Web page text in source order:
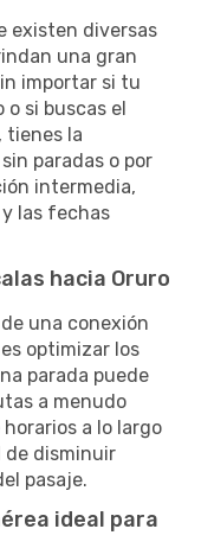
existen diversas
una gran
importar si tu
si buscas el
tienes la
paradas o por
intermedia,
las fechas
hacia Oruro
una conexión
optimizar los
parada puede
a menudo
a lo largo
de disminuir
pasaje.
ideal para